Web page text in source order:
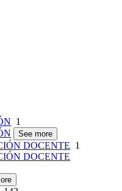
1
See more
DOCENTE 1
DOCENTE